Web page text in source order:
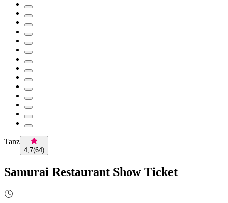
Tanz
4,7(64)
Samurai Restaurant Show Ticket